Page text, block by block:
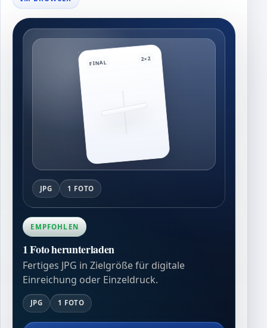
FINAL
2×2
JPG 1 FOTO
EMPFOHLEN
1 Foto herunterladen
Fertiges JPG in Zielgröße für digitale
Einreichung oder Einzeldruck.
JPG 1 FOTO